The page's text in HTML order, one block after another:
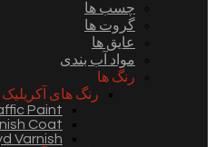
چسب ها
گروت ها
عایق ها
مواد آب بندی
رنگ ها
رنگ های آکریلیک
Paint
Coat
Varnish